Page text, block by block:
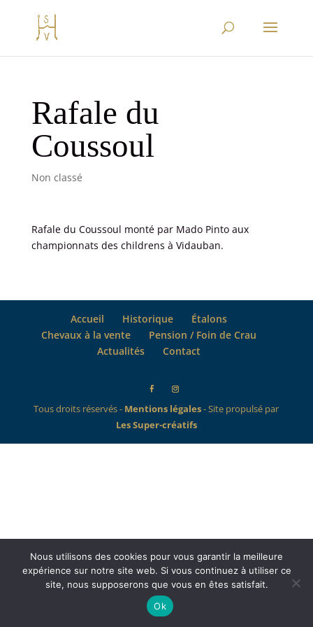
Rafale du
Coussoul
Non classé
Rafale du Coussoul monté par Mado Pinto aux
championnats des childrens à Vidauban.
Accueil Historique
Étalons
Chevaux à la vente
Pension / Foin de Crau
Actualités
Contact
Tous droits réservés - Mentions légales- Site propulsé par
Les Super-créatifs
Nous utilisons des cookies pour vous garantir la meilleure
expérience sur notre site web. Si vous continuez à utiliser ce
site, nous supposerons que vous en êtes satisfait.
Ok